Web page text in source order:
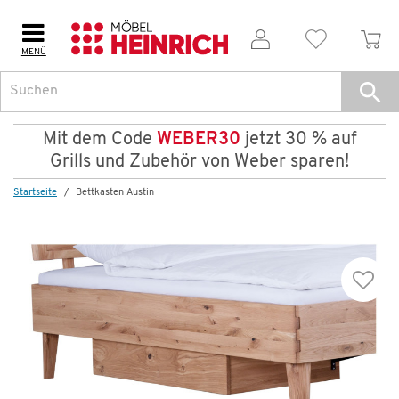
MENÜ
Mit dem Code WEBER30 jetzt 30 % auf
Grills und Zubehör von Weber sparen!
Startseite Bettkasten Austin